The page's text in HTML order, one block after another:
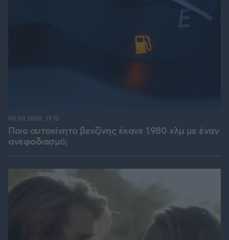
Ποιο αυτοκίνητο βενζίνης έκανε 1.980 χλμ με έναν
ανεφοδιασμό;
06.08.2026, 19:12